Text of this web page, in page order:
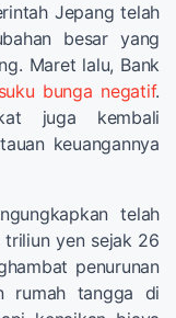
Jepang telah
besar yang
Maret lalu, Bank
bunga negatif.
juga kembali
keuangannya
telah
yen sejak 26
penurunan
rumah tangga di